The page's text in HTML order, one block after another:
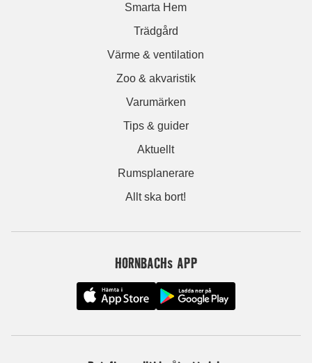
Smarta Hem
Trädgård
Värme & ventilation
Zoo & akvaristik
Varumärken
Tips & guider
Aktuellt
Rumsplanerare
Allt ska bort!
HORNBACHs APP